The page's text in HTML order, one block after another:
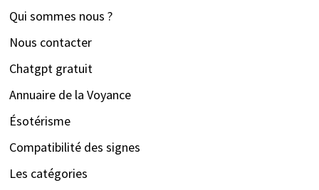
Qui sommes nous ?
Nous contacter
Chatgpt gratuit
Annuaire de la Voyance
Ésotérisme
Compatibilité des signes
Les catégories